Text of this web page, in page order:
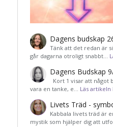
Dagens budskap
Tänk att det redan är
går dagarna otroligt snabbt…
Dagens Budskap
Kort 1 visar att något
vara en tanke, e… Läs artikeln
Livets Träd -
Kabbala livets träd är
mystik som hjälper dig att